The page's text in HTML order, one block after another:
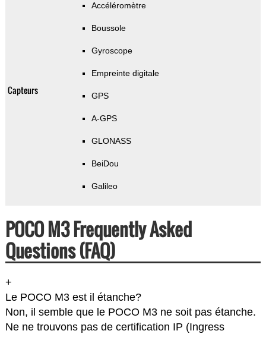
Capteurs
Accéléromètre
Boussole
Gyroscope
Empreinte digitale
GPS
A-GPS
GLONASS
BeiDou
Galileo
POCO M3 Frequently Asked
Questions (FAQ)
+
Le POCO M3 est il étanche?
Non, il semble que le POCO M3 ne soit pas étanche.
Ne ne trouvons pas de certification IP (Ingress